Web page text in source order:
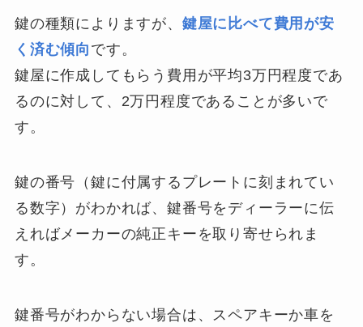
鍵の種類によりますが、 鍵屋に比べて費用が安
く済む傾向 です。
鍵屋に作成してもらう費用が平均3万円程度であ
るのに対して、2万円程度であることが多いで
す。
鍵の番号（鍵に付属するプレートに刻まれてい
る数字）がわかれば、鍵番号をディーラーに伝
えればメーカーの純正キーを取り寄せられま
す。
鍵番号がわからない場合は、スペアキーか車を